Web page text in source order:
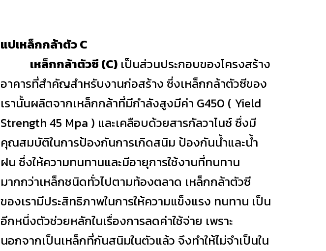
แปเหล็กกล้าตัว C
เหล็กกล้าตัวซี (C) เป็นส่วนประกอบของโครงสร้าง
อาคารที่สำคัญสำหรับงานก่อสร้าง ซึ่งเหล็กกล้าตัวซีของ
เรานั้นผลิตจากเหล็กกล้าที่มีกำลังสูงมีค่า G450 ( Yield
Strength 45 Mpa ) และเคลือบด้วยสารกัลวาไนซ์ ซึ่งมี
คุณสมบัติในการป้องกันการเกิดสนิม ป้องกันน้ำและน้ำ
ฝน ซึ่งให้ความทนทานและมีอายุการใช้งานที่ทนทาน
มากกว่าเหล็กชนิดทั่วไปตามท้องตลาด เหล็กกล้าตัวซี
ของเรามีประสิทธิภาพในการให้ความแข็งแรง ทนทาน เป็น
อีกหนึ่งตัวช่วยหลักในเรื่องการลดค่าใช้จ่าย เพราะ
นอกจากเป็นเหล็กที่กันสนิมในตัวแล้ว จึงทำให้ไม่จำเป็นใน